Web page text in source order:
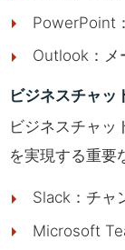
PowerPoint
Outlook：メ
ビジネスチャッ
ビジネスチャッ
を実現する重要
Slack：チャ
Microsoft